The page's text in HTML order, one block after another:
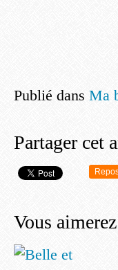
Publié dans Ma
Partager cet
Vous